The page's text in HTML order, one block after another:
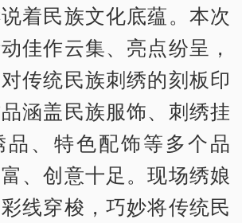
着民族文化底蕴。本次
佳作云集、亮点纷呈，
传统民族刺绣的刻板印
涵盖民族服饰、刺绣挂
品、特色配饰等多个品
、创意十足。现场绣娘
线穿梭，巧妙将传统民